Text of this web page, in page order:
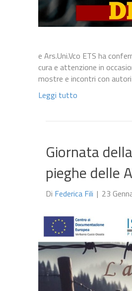
e Ars.Uni.Vco ETS ha
cura e attenzione in
mostre e incontri con
Leggi tutto
Giornata
pieghe delle
Di Federica Fili | 23